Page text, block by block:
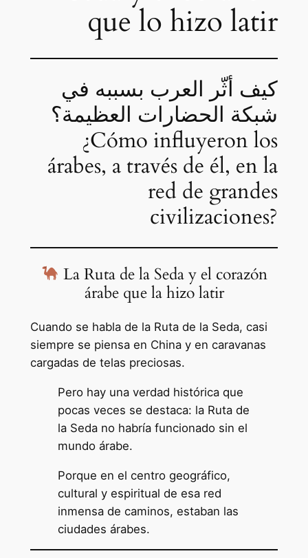
que lo hizo latir
كيف أثّر العرب بسببه في
شبكة الحضارات العظيمة؟
¿Cómo influyeron los
árabes, a través de él, en la
red de grandes
civilizaciones?
La Ruta de la Seda y el corazón
árabe que la hizo latir
Cuando se habla de la Ruta de la Seda, casi
siempre se piensa en China y en caravanas
cargadas de telas preciosas.
Pero hay una verdad histórica que
pocas veces se destaca: la Ruta de
la Seda no habría funcionado sin el
mundo árabe.
Porque en el centro geográfico,
cultural y espiritual de esa red
inmensa de caminos, estaban las
ciudades árabes.